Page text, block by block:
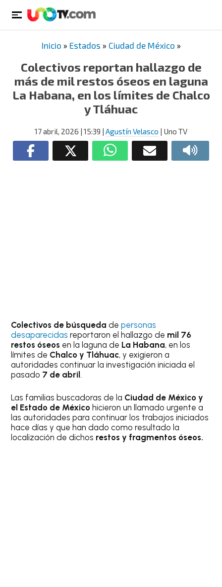
Inicio » Estados » Ciudad de México »
Colectivos reportan hallazgo de
más de mil restos óseos en laguna
La Habana, en los límites de Chalco
y Tláhuac
17 abril, 2026 | 15:39 | Agustín Velasco | Uno TV
Colectivos de búsqueda depersonas
desaparecidas reportaron el hallazgo de mil 76
restos óseos en la laguna de La Habana, en los
límites de Chalco y Tláhuac, y exigieron a
autoridades continuar la investigación iniciada el
pasado 7 de abril.
Las familias buscadoras de la Ciudad de México y
el Estado de México hicieron un llamado urgente a
las autoridades para continuar los trabajos iniciados
hace días y que han dado como resultado la
localización de dichos restos y fragmentos óseos.